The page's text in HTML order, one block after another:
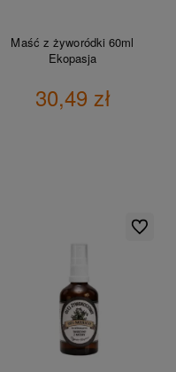
Maść z żyworódki 60ml
Ekopasja
30,49 zł
Do